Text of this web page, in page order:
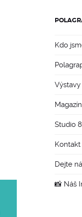
Kdo
Výstavy
Magazín
Studio
Dejte
📸 Náš